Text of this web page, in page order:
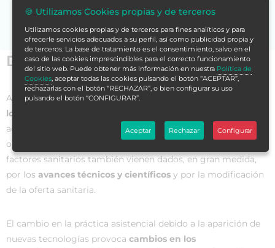
Datos generales
Actualmente, los profesionales han estado
los cambios que se producen en su entorno
adaptarse. De esta adaptación depende, en muchas
ocasiones, su futuro. En este sentido, los cambios en los
factores sanitarios también vienen dados, en gran medida,
por los avances técnicos y científicos y por la modificación
de la oferta sanitaria.
El cambio en la práctica asistencial debido a la aparición de
nuevas tecnologías provoca cambios en los
para asesorarte.
🍪 Utilizamos Cookies propias y de terceros
Utilizamos cookies propias y de terceros para fines analíticos y para
ofrecerle servicios adecuados a su perfil, así como publicidad propia y
de terceros. La base de tratamiento es el consentimiento, salvo en el
caso de las cookies imprescindibles para el correcto funcionamiento
del sitio web. Puede obtener más información en nuestra Política de
Cookies, aceptar todas las cookies pulsando el botón “ACEPTAR”,
rechazarlas con el botón “RECHAZAR”, o bien configurar su uso
pulsando el botón “CONFIGURAR”.
Aceptar Rechazar Configurar